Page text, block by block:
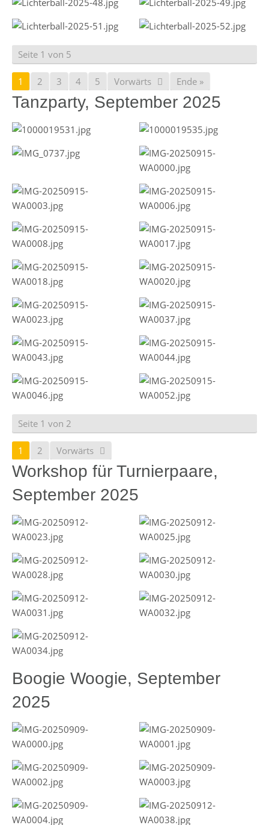
Seite 1 von 5
1 2 3 4 5 Vorwärts Ende »
Tanzparty, September 2025
Seite 1 von 2
1 2 Vorwärts
Workshop für Turnierpaare,
September 2025
Boogie Woogie, September
2025